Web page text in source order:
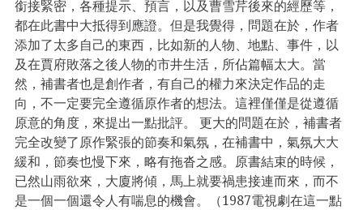
銜接緊密，各種提示、預言，以及曹雪芹後來的經歷等，
都在此書中大抵得到應證。但是我覺得，問題在於，作者
添加了太多自己的東西，比如新的人物、地點、事件，以
及在賈府敗落之後人物的市井生活，所佔篇幅太大。當
然，補書者也是創作者，有自己的權力來決定作品的走
向，不一定要完全遵循原作者的想法。這裡僅僅是從遵循
原意的角度，來提出一點批評。 更大的問題在於，補書者
完全改變了原作緊張的節奏和氣氛，在補書中，氣氛大大
緩和，節奏也慢下來，略有拖沓之感。原書結束的時候，
已然山雨欲來，大廈將傾，馬上就要禍患接連而來，而不
是一個一個還令人有喘息的機會。（1987電視劇在這一點